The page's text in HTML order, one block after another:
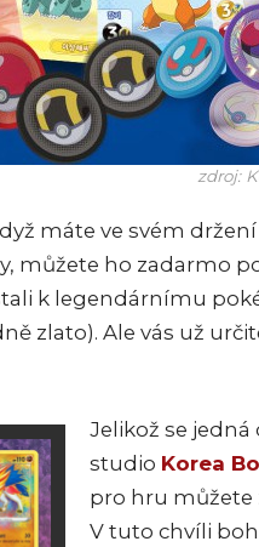
zdroj:
máte ve svém
můžete ho zadarmo
k legendárnímu
zlato). Ale vás už
Jelikož se jedná
studio Korea
pro hru můžete
V tuto chvíli